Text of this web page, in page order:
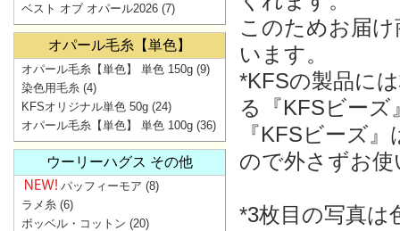
このためお届
います。
*KFSの製品に
る『KFSビー
『KFSビーズ
ので外さずお
*3枚目の写真は
ベスト オブ オパール2026 (7)
オパール毛糸【単色】
オパール毛糸【単色】 単色 150g (9)
染色用毛糸 (4)
KFSオリジナル単色 50g (24)
オパール毛糸【単色】 単色 100g (36)
ウーリーハグス その他
パッフィーモア (8)
ラメ糸 (6)
ボッベル・コットン (20)